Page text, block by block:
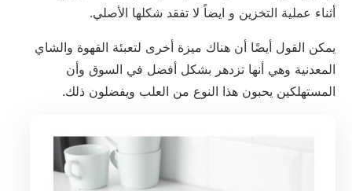
أثناء عملية التخزين و ايضاً لا تفقد شكلها الأصلي.
يمكن القول أيضًا أن هناك ميزة أخرى لتعبئة القهوة والشاي
المعدنية وهي أنها تزدهر بشكل أفضل في السوق وأن
المستهلكين يحبون هذا النوع من العلب ويفضلون ذلك.